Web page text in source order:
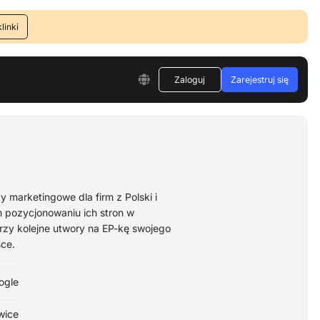
Zaloguj Zarejestruj się
marketingowe dla firm z Polski i
pozycjonowaniu ich stron w
kolejne utwory na EP-kę swojego